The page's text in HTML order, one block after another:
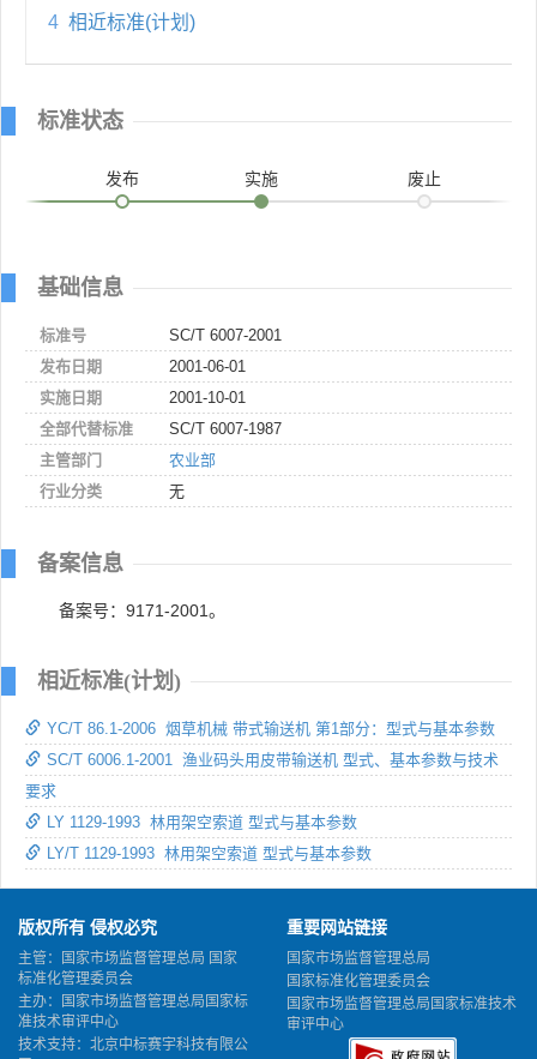
4 相近标准(计划)
标准状态
发布 实施 废止
基础信息
标准号
SC/T 6007-2001
发布日期
2001-06-01
实施日期
2001-10-01
全部代替标准
SC/T 6007-1987
主管部门
农业部
行业分类
无
备案信息
备案号：9171-2001。
相近标准(计划)
YC/T 86.1-2006 烟草机械 带式输送机 第1部分：型式与基本参数
SC/T 6006.1-2001 渔业码头用皮带输送机 型式、基本参数与技术
要求
LY 1129-1993 林用架空索道 型式与基本参数
LY/T 1129-1993 林用架空索道 型式与基本参数
版权所有 侵权必究
主管：国家市场监督管理总局 国家
标准化管理委员会
主办：国家市场监督管理总局国家标
准技术审评中心
技术支持：北京中标赛宇科技有限公
重要网站链接
国家市场监督管理总局
国家标准化管理委员会
国家市场监督管理总局国家标准技术
审评中心